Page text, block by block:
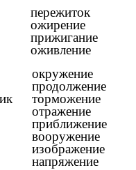
пережиток
ожирение
прижигание
оживление
окружение
продолжение
торможение
отражение
приближение
вооружение
изображение
напряжение